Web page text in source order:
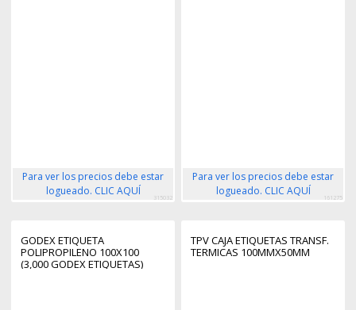
Para ver los precios debe estar
logueado. CLIC AQUÍ
315032
Para ver los precios debe estar
logueado. CLIC AQUÍ
161275
GODEX ETIQUETA
POLIPROPILENO 100X100
(3,000 GODEX ETIQUETAS)
TPV CAJA ETIQUETAS TRANSF.
TERMICAS 100MMX50MM